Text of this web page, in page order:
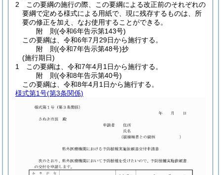
2
この要綱の施行の際、この要綱による改正前のそれぞれの
要綱で定める様式による用紙で、現に残存するものは、所
要の修正を加え、なお使用することができる。
附 則(令和6年告示第143号)
この要綱は、令和6年7月29日から施行する。
附 則(令和7年告示第48号)抄
(施行期日)
1
この要綱は、令和7年4月1日から施行する。
附 則(令和8年告示第40号)
この要綱は、令和8年4月1日から施行する。
様式第1号(第3条関係)